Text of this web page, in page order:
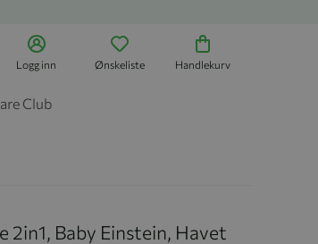
Logg inn Ønskeliste Handlekurv
Club
Baby Einstein, Havet